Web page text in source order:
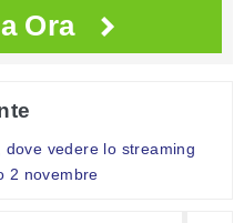
Ora
vedere lo streaming
2 novembre